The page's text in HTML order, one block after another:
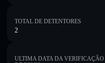
TOTAL DE DETENTORES
2
ULTIMA DATA DA VERIFICAÇÃO